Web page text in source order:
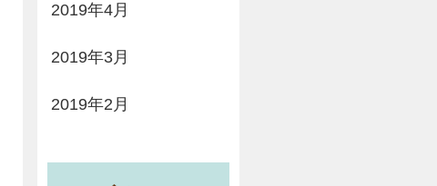
2019年4月
2019年3月
2019年2月